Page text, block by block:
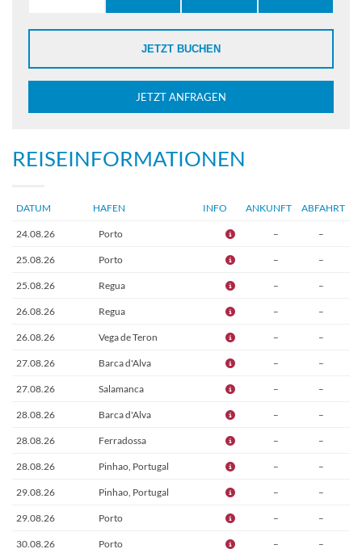
JETZT BUCHEN
JETZT ANFRAGEN
REISEINFORMATIONEN
DATUM HAFEN INFO ANKUNFT ABFAHRT
24.08.26 Porto – –
25.08.26 Porto – –
25.08.26 Regua – –
26.08.26 Regua – –
26.08.26 Vega de Teron – –
27.08.26 Barca d'Alva – –
27.08.26 Salamanca – –
28.08.26 Barca d'Alva – –
28.08.26 Ferradossa – –
28.08.26 Pinhao, Portugal – –
29.08.26 Pinhao, Portugal – –
29.08.26 Porto – –
30.08.26 Porto – –